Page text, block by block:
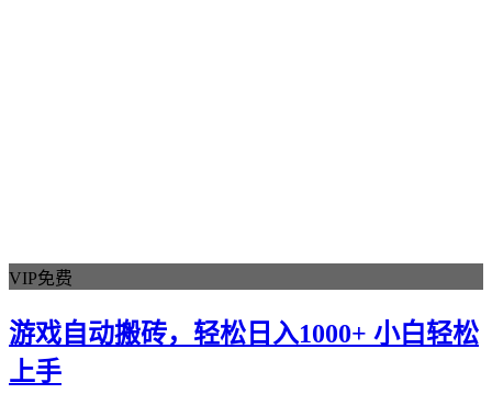
城市素材
延时摄影
夜景视频
光轨视频
车流素材
VIP免费
游戏自动搬砖，轻松日入1000+ 小白轻松
上手